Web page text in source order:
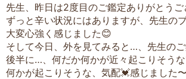
先生、昨日は2度目のご鑑定ありがとうご
ずっと辛い状況にはありますが、先生の
大変心強く感じました😊
そして今日、外を見てみると…、先生の
後半に…、何だか何かが近々起こりそうな
何かが起こりそうな、気配💓感じました